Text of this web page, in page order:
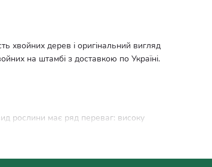
хвойних дерев і оригінальний вигляд
на штамбі з доставкою по Україні.
рослини має ряд переваг: високу